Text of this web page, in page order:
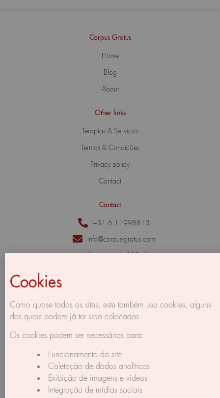
Corpus Gratus
Home
Blog
About
Other links
Terapias & Serviços
Termos & Condições
Privacy policy
Contact
Contact
+31 6 11998813
info@corpus-gratus.com
Herengracht 213 - II,
Cookies
Como quase todos os sites, este também usa cookies, alguns
dos quais podem já ter sido colocados.
Os cookies podem ser necessários para:
Funcionamento do site
Coletação de dados analíticos
Exibição de imagens e vídeos
Integração de mídias sociais